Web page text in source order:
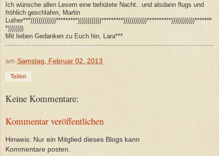
Ich wünsche allen Lesern eine behütete Nacht.. und alsdann flugs und
fröhlich geschlafen, Martin
Luther***)))))))))))))*********))))))))))))*********))))))))))))**********))))))))))))*******
*))))))))
Mit lieben Gedanken zu Euch hin, Lara***
am Samstag, Februar 02, 2013
Teilen
Keine Kommentare:
Kommentar veröffentlichen
Hinweis: Nur ein Mitglied dieses Blogs kann
Kommentare posten.